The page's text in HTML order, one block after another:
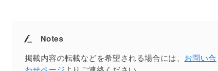
Notes
掲載内容の転載などを希望される場合には、 お問い合